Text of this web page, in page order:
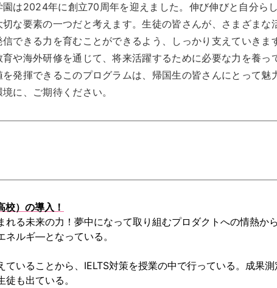
園は2024年に創立70周年を迎えました。伸び伸びと自分ら
切な要素の一つだと考えます。生徒の皆さんが、さまざま
信できる力を育むことができるよう、しっかり支えていき
育や海外研修を通じて、将来活躍するために必要な力を養
を発揮できるこのプログラムは、帰国生の皆さんにとって
に、ご期待ください。
校）の導入！
れる未来の力！夢中になって取り組むプロダクトへの情熱
ネルギ―となっている。
いることから、IELTS対策を授業の中で行っている。成果
も出ている。